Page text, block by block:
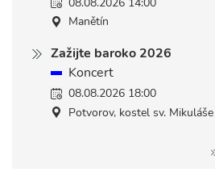
Manětín
Zažijte baroko 2026
Koncert
08.08.2026 18:00
Potvorov, kostel sv. Mikuláše